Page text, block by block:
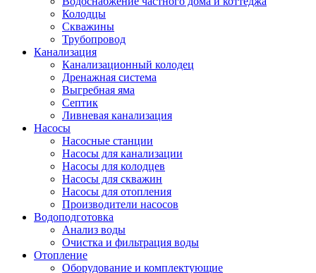
Колодцы
Скважины
Трубопровод
Канализация
Канализационный колодец
Дренажная система
Выгребная яма
Септик
Ливневая канализация
Насосы
Насосные станции
Насосы для канализации
Насосы для колодцев
Насосы для скважин
Насосы для отопления
Производители насосов
Водоподготовка
Анализ воды
Очистка и фильтрация воды
Отопление
Оборудование и комплектующие